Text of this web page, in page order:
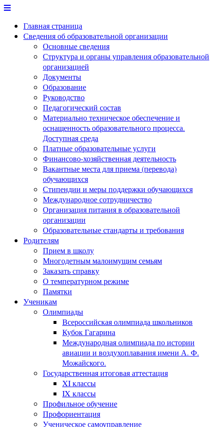
Перейти
содержимому
Главная страница
Сведения об образовательной организации
Основные сведения
Структура и органы управления образовательной
организацией
Документы
Образование
Руководство
Педагогический состав
Материально техническое обеспечение и
оснащенность образовательного процесса.
Доступная среда
Платные образовательные услуги
Финансово-хозяйственная деятельность
Вакантные места для приема (перевода)
обучающихся
Стипендии и меры поддержки обучающихся
Международное сотрудничество
Организация питания в образовательной
организации
Образовательные стандарты и требования
Родителям
Прием в школу
Многодетным малоимущим семьям
Заказать справку
О температурном режиме
Памятки
Ученикам
Олимпиады
Всероссийская олимпиада школьников
Кубок Гагарина
Международная олимпиада по истории
авиации и воздухоплавания имени А. Ф.
Можайского.
Государственная итоговая аттестация
XI классы
IX классы
Профильное обучение
Профориентация
Ученическое самоуправление